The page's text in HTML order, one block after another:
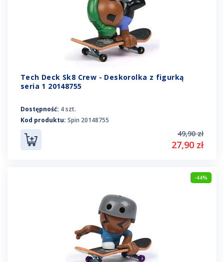
Tech Deck Sk8 Crew - Deskorolka z figurką
seria 1 20148755
Dostępność: 4 szt.
Kod produktu: Spin 20148755
49,90 zł
27,90 zł
-44%